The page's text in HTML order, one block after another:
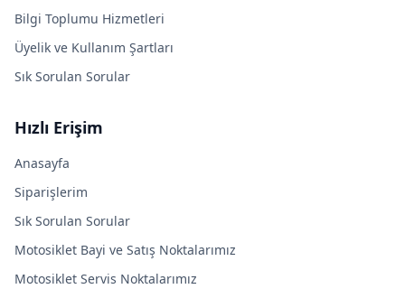
Bilgi Toplumu Hizmetleri
Üyelik ve Kullanım Şartları
Sık Sorulan Sorular
Hızlı Erişim
Anasayfa
Siparişlerim
Sık Sorulan Sorular
Motosiklet Bayi ve Satış Noktalarımız
Motosiklet Servis Noktalarımız